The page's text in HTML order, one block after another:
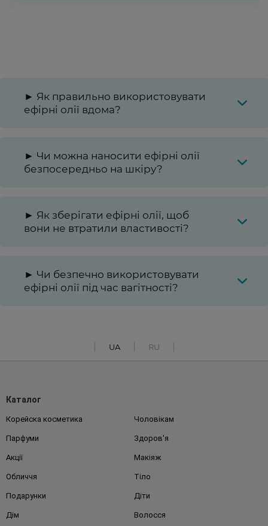
► Як правильно використовувати
ефірні олії вдома?
► Чи можна наносити ефірні олії
безпосередньо на шкіру?
► Як зберігати ефірні олії, щоб
вони не втратили властивості?
► Чи безпечно використовувати
ефірні олії під час вагітності?
UA RU
Каталог
Корейска косметика Чоловікам
Парфуми Здоров'я
Акції Макіяж
Обличчя Тіло
Подарунки Діти
Дім Волосся